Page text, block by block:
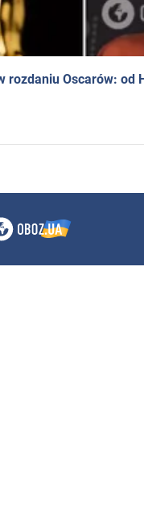
rozdaniu Oscarów: od